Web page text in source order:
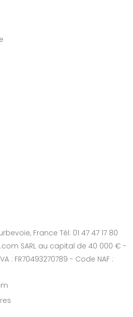
France Tél: 01 47 47 17 80
SARL au capital de 40 000 € -
: FR70493270789 - Code NAF :